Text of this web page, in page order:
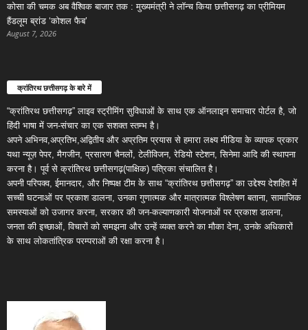
कोसा की चमक अब वैश्विक बाजार तक : मुख्यमंत्री ने लॉन्च किया छत्तीसगढ़ का प्रीमियम
हैंडलूम ब्रांड ‘कोशल फैब’
August 7, 2026
क्रांतिरथ छत्तीसगढ़ के बारे में
“क्रांतिरथ छत्तीसगढ़” लाइव स्ट्रीमिंग सुविधाओं के साथ एक ऑनलाइन समाचार पोर्टल है, जो
हिंदी भाषा में जन-संचार का एक सशक्त स्तम्भ है।
अपने अभिनव,अप्रतिभ,अद्वितीय और अप्रतिम प्रयास से हमारा लक्ष्य मीडिया के व्यापक प्रकार
यथा न्यूज़ पेपर, मैगजीन, प्रसारण चैनलों, टेलीविजन, रेडियो स्टेशन, सिनेमा आदि की स्थापना
करना है। पूर्व से क्रांतिरथ छत्तीसगढ़(पाक्षिक) पत्रिका संचालित है।
अपनी परिपक्व, ईमानदार, और निष्पक्ष टीम के साथ “क्रांतिरथ छत्तीसगढ़” का उद्देश्य देशहित में
सच्ची घटनाओं पर प्रकाश डालना, उनका गुणात्मक और मात्रात्मक विश्लेषण बताना, सामाजिक
समस्याओं को उजागर करना, सरकार की जन-कल्याणकारी योजनाओं पर प्रकाश डालना,
जनता की इच्छाओं, विचारों को समझना और उन्हें व्यक्त करने का मौका देना, उनके अधिकारों
के साथ लोकतांत्रिक परम्पराओं की रक्षा करना है।